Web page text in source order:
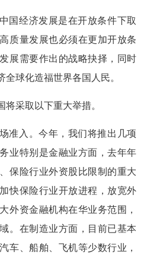
国经济发展是在开放条件下取
质量发展也必须在更加开放条
展需要作出的战略抉择，同时
球化造福世界各国人民。
采取以下重大举措。
准入。今年，我们将推出几项
业特别是金融业方面，去年年
保险行业外资股比限制的重大
快保险行业开放进程，放宽外
外资金融机构在华业务范围，
。在制造业方面，目前已基本
车、船舶、飞机等少数行业，